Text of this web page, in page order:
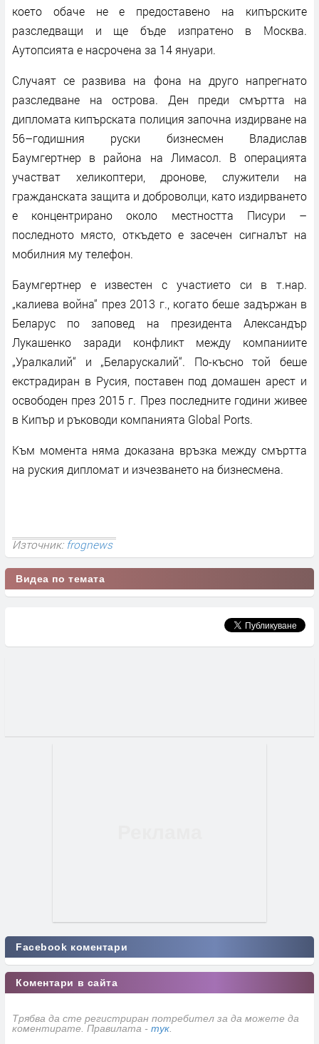
което обаче не е предоставено на кипърските
разследващи и ще бъде изпратено в Москва.
Аутопсията е насрочена за 14 януари.
Случаят се развива на фона на друго напрегнато
разследване на острова. Ден преди смъртта на
дипломата кипърската полиция започна издирване на
56–годишния руски бизнесмен Владислав
Баумгертнер в района на Лимасол. В операцията
участват хеликоптери, дронове, служители на
гражданската защита и доброволци, като издирването
е концентрирано около местността Писури –
последното място, откъдето е засечен сигналът на
мобилния му телефон.
Баумгертнер е известен с участието си в т.нар.
„калиева война“ през 2013 г., когато беше задържан в
Беларус по заповед на президента Александър
Лукашенко заради конфликт между компаниите
„Уралкалий“ и „Беларускалий“. По-късно той беше
екстрадиран в Русия, поставен под домашен арест и
освободен през 2015 г. През последните години живее
в Кипър и ръководи компанията Global Ports.
Към момента няма доказана връзка между смъртта
на руския дипломат и изчезването на бизнесмена.
Източник:frognews
Видеа по темата
Facebook коментари
Коментари в сайта
Трябва да сте регистриран потребител за да можете да
коментирате. Правилата - тук